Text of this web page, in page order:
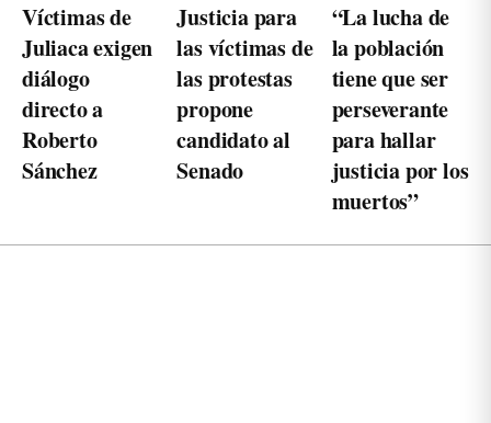
Víctimas de
Juliaca exigen
diálogo
directo a
Roberto
Sánchez
Justicia para
las víctimas de
las protestas
propone
candidato al
Senado
“La lucha de
la población
tiene que ser
perseverante
para hallar
justicia por los
muertos”